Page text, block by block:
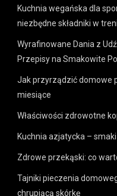
Kuchnia wegańska dla
niezbędne składniki w
Wyrafinowane Dania z
Przepisy na Smakowite
Jak przyrządzić domowe
miesiące
Właściwości zdrowotne
Kuchnia azjatycka –
Zdrowe przekąski: co
Tajniki pieczenia
chrupiącą skórkę